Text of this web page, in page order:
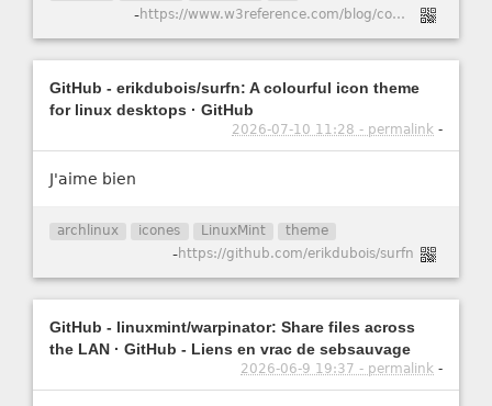
- https://www.w3reference.com/blog/comment-cr-er-un-certificat-ssl-auto-sign-pour-apache-dans-ubuntu-20-04/
GitHub - erikdubois/surfn: A colourful icon theme
for linux desktops · GitHub
2026-07-10 11:28 - permalink -
J'aime bien
archlinux icones LinuxMint theme
-https://github.com/erikdubois/surfn
GitHub - linuxmint/warpinator: Share files across
the LAN · GitHub - Liens en vrac de sebsauvage
2026-06-9 19:37 - permalink -